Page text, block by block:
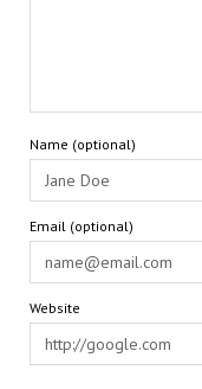
Name (optional)
Email (optional)
Website